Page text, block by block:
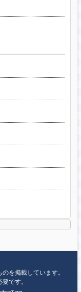
を掲載しています。
です。